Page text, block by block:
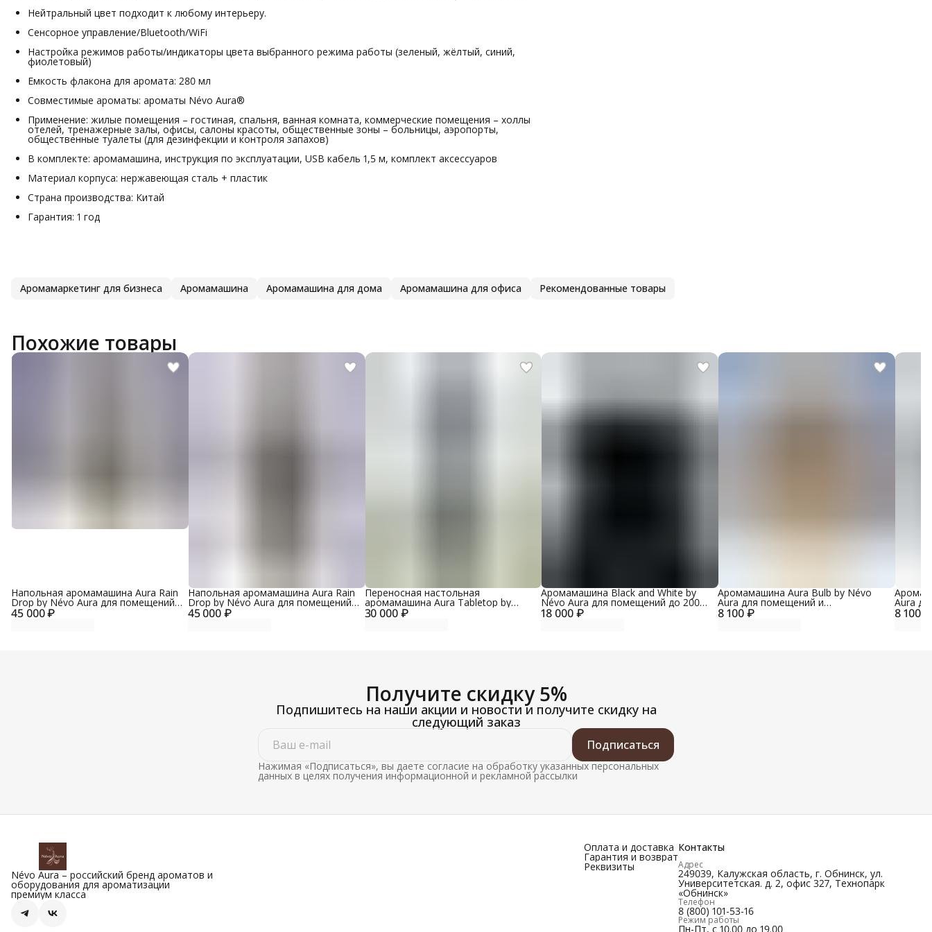
Нейтральный цвет подходит к любому интерьеру.
Сенсорное управление/Bluetooth/WiFi
Настройка режимов работы/индикаторы цвета выбранного режима работы (зеленый, жёлтый, синий,
фиолетовый)
Емкость флакона для аромата: 280 мл
Совместимые ароматы: ароматы Névo Aura®
Применение: жилые помещения – гостиная, спальня, ванная комната, коммерческие помещения – холлы
отелей, тренажерные залы, офисы, салоны красоты, общественные зоны – больницы, аэропорты,
общественные туалеты (для дезинфекции и контроля запахов)
В комплекте: аромамашина, инструкция по эксплуатации, USB кабель 1,5 м, комплект аксессуаров
Материал корпуса: нержавеющая сталь + пластик
Страна производства: Китай
Гарантия: 1 год
Аромамаркетинг для бизнеса Аромамашина Аромамашина для дома Аромамашина для офиса Рекомендованные товары
Похожие товары
45 000 ₽
Напольная аромамашина Aura Rain
Drop by Névo Aura для помещений
до 600 кв. м, металлический корпус,
цвет серый
45 000 ₽
Напольная аромамашина Aura Rain
Drop by Névo Aura для помещений
до 600 кв. м, металлический корпус,
цвет черный с золотым
30 000 ₽
Переносная настольная
аромамашина Aura Tabletop by
Névo Aura для помещений до 100
кв. м, металлический корпус, цвет
18 000 ₽
Аромамашина Black and White by
Névo Aura для помещений до 200
кв. м., материал корпуса пластик,
цвет черный
8 100 ₽
Аромамашина Aura Bulb by Névo
Aura для помещений и
автомобилей, металлический
корпус, цвет матовый золотой
8 100 ₽
Aura
Получите скидку 5%
Подпишитесь на наши акции и новости и получите скидку на
следующий заказ
Подписаться
Нажимая «Подписаться», вы даете согласие на обработку указанных персональных
данных в целях получения информационной и рекламной рассылки
Névo Aura – российский бренд ароматов и
оборудования для ароматизации
премиум класса
Оплата и доставка
Гарантия и возврат
Реквизиты
Контакты
Адрес
249039, Калужская область, г. Обнинск, ул.
Университетская. д. 2, офис 327, Технопарк
«Обнинск»
Телефон
8 (800) 101-53-16
Режим работы
Пн-Пт, с 10.00 до 19.00